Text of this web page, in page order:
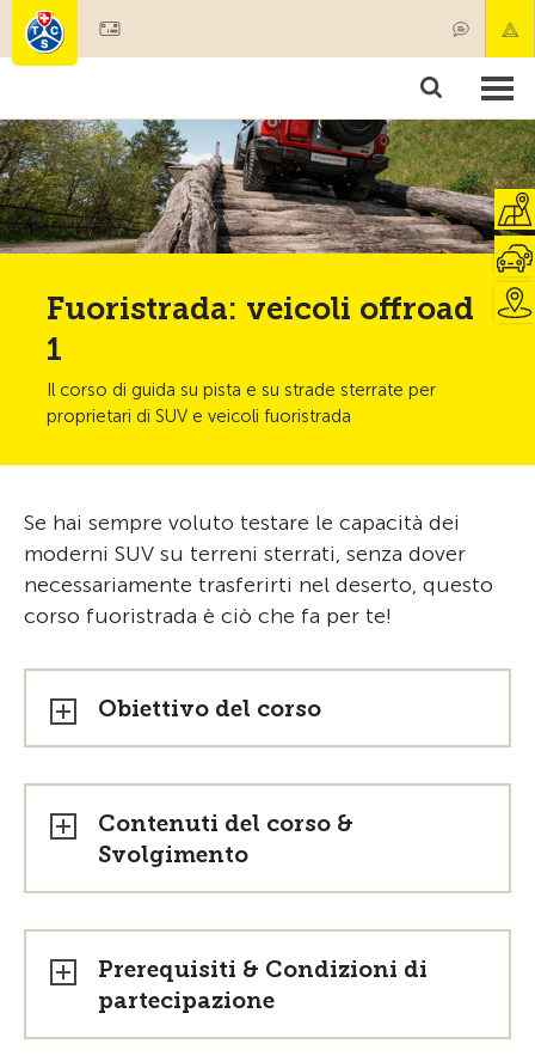
Societariato & prestazioni
Test, sicurezza & salute
Fuoristrada: veicoli offroad
1
Il corso di guida su pista e su strade sterrate per
proprietari di SUV e veicoli fuoristrada
Se hai sempre voluto testare le capacità dei
moderni SUV su terreni sterrati, senza dover
necessariamente trasferirti nel deserto, questo
corso fuoristrada è ciò che fa per te!
Obiettivo del corso
Contenuti del corso &
Svolgimento
Prerequisiti & Condizioni di
partecipazione